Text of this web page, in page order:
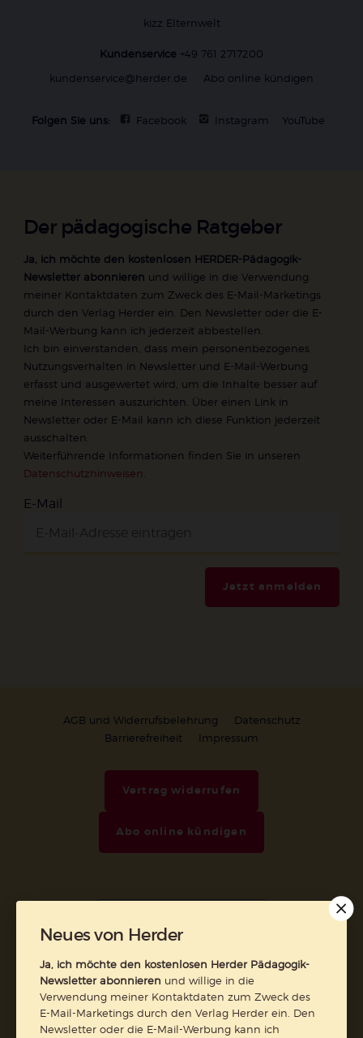
kizz Elternwelt
Kundenservice +49 761 2717200
kundenservice@herder.de
Abo online kündigen
Folgen Sie uns: Facebook Instagram YouTube
Der pädagogische Ratgeber
Ja, ich möchte den kostenlosen HERDER-Pädagogik-
Newsletter abonnieren und willige in die Verwendung
meiner Kontaktdaten zum Zweck des E-Mail-Marketings
durch den Verlag Herder ein. Den Newsletter oder die E-
Mail-Werbung kann ich jederzeit abbestellen.
Ich bin einverstanden, dass mein personenbezogenes
Nutzungsverhalten in Newsletter und E-Mail-Werbung
erfasst und ausgewertet wird, um die Inhalte besser auf
meine Interessen auszurichten. Über einen Link in
Newsletter oder E-Mail kann ich diese Funktion jederzeit
ausschalten.
Weiterführende Informationen finden Sie in unseren
Datenschutzhinweisen.
E-Mail
Jetzt anmelden
AGB und Widerrufsbelehrung
Datenschutz
Barrierefreiheit
Impressum
Vertrag widerrufen
Abo online kündigen
Nach oben
Neues von Herder
Ja, ich möchte den kostenlosen Herder Pädagogik-
Newsletter abonnieren und willige in die
Verwendung meiner Kontaktdaten zum Zweck des
E-Mail-Marketings durch den Verlag Herder ein. Den
Newsletter oder die E-Mail-Werbung kann ich